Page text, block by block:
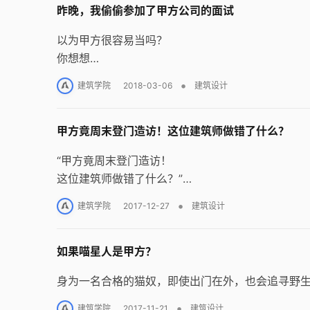
昨晚，我偷偷参加了甲方公司的面试
以为甲方很容易当吗？
你想想
考试的时候避开所有的正确选项
是一件很容易的事情吗？！
建筑学院 2018-03-06 • 建筑设计
甲方竟周末登门造访！这位建筑师做错了什么？
“甲方竟周末登门造访！
这位建筑师做错了什么？”
这就是我们今天要讲的故事。
建筑学院 2017-12-27 • 建筑设计
如果喵星人是甲方？
身为一名合格的猫奴，即使出门在外，也会追寻野